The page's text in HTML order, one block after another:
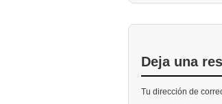
Deja una
Tu dirección de